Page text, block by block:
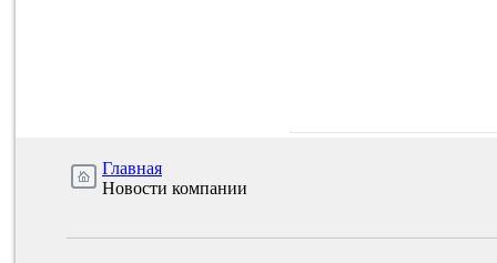
Главная
Новости компании